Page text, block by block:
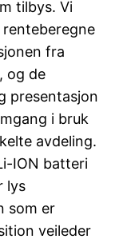
tilbys. Vi
fra
og de
presentasjon
i bruk
avdeling.
ION batteri
lys
som er
veileder